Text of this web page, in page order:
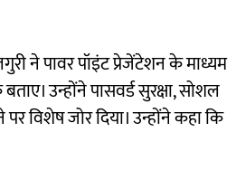
ने पावर पॉइंट प्रेजेंटेशन के माध्यम
उन्होंने पासवर्ड सुरक्षा, सोशल
विशेष जोर दिया। उन्होंने कहा कि